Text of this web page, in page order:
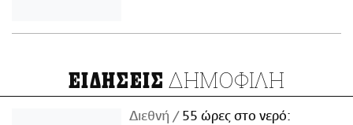
ΕΙΔΗΣΕΙΣ ΔΗΜΟΦΙΛΗ
Διεθνή 55 ώρες στο νερό: